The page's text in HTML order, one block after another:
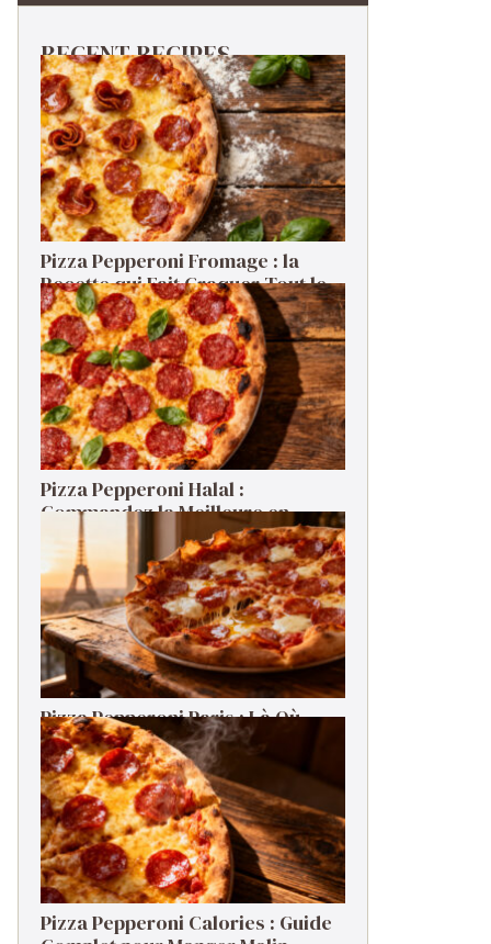
RECENT RECIPES
Pizza Pepperoni Fromage : la
Recette qui Fait Craquer Tout le
Monde
Pizza Pepperoni Halal :
Commandez la Meilleure en
Livraison
Pizza Pepperoni Paris : Là Où
Commander la Meilleure en 2026
Pizza Pepperoni Calories : Guide